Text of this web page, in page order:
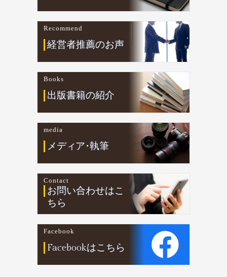
Recommend
経営者推薦のお声
Books
出版書籍の紹介
media
メディア・執筆
Contact
お問い合わせはこ
ちら
Facebook
Facebookはこちら